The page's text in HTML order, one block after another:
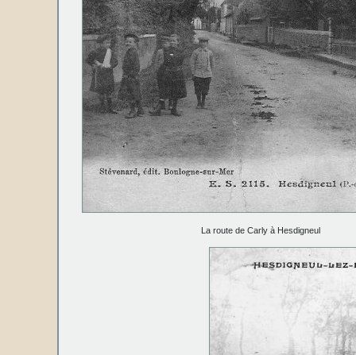
La route de Carly à Hesdigneul